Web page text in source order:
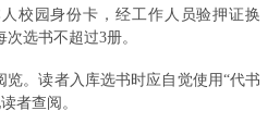
校园身份卡，经工作人员验押证换
选书不超过3册。
览。读者入库选书时应自觉使用“代书
者查阅。